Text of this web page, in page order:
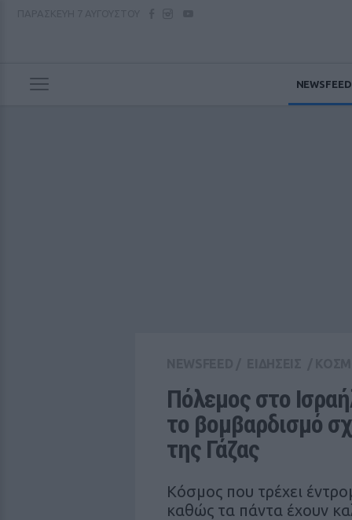
NEWSFEED
Πόλεμος στο
το βομβαρδισμό
της Γάζας
Κόσμος που τρέχει
καθώς τα πάντα έχουν